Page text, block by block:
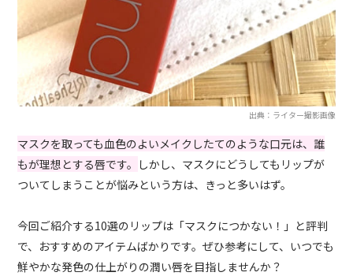
出典：ライター撮影画像
マスクを取っても血色のよいメイクしたてのような口元は、誰
もが理想とする唇です。 しかし、マスクにどうしてもリップが
ついてしまうことが悩みという方は、きっと多いはず。
今回ご紹介する10選のリップは「マスクにつかない！」と評判
で、おすすめのアイテムばかりです。ぜひ参考にして、いつでも
鮮やかな発色の仕上がりの潤い唇を目指しませんか？